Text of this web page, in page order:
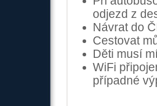
odjezd z
Návrat do
Cestovat
Děti musí
WiFi
případné